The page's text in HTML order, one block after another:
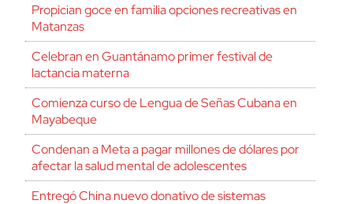
Propician goce en familia opciones recreativas en
Matanzas
Celebran en Guantánamo primer festival de
lactancia materna
Comienza curso de Lengua de Señas Cubana en
Mayabeque
Condenan a Meta a pagar millones de dólares por
afectar la salud mental de adolescentes
Entregó China nuevo donativo de sistemas